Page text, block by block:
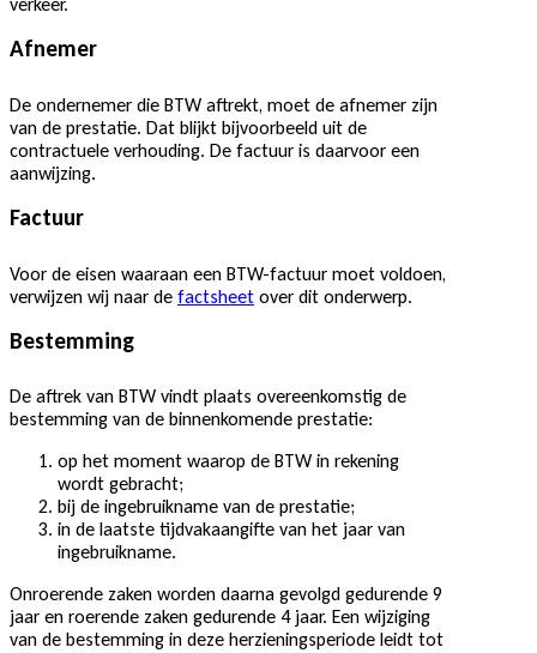
verkeer.
Afnemer
De ondernemer die BTW aftrekt, moet de afnemer zijn
van de prestatie. Dat blijkt bijvoorbeeld uit de
contractuele verhouding. De factuur is daarvoor een
aanwijzing.
Factuur
Voor de eisen waaraan een BTW-factuur moet voldoen,
verwijzen wij naar de factsheet over dit onderwerp.
Bestemming
De aftrek van BTW vindt plaats overeenkomstig de
bestemming van de binnenkomende prestatie:
op het moment waarop de BTW in rekening
wordt gebracht;
bij de ingebruikname van de prestatie;
in de laatste tijdvakaangifte van het jaar van
ingebruikname.
Onroerende zaken worden daarna gevolgd gedurende 9
jaar en roerende zaken gedurende 4 jaar. Een wijziging
van de bestemming in deze herzieningsperiode leidt tot